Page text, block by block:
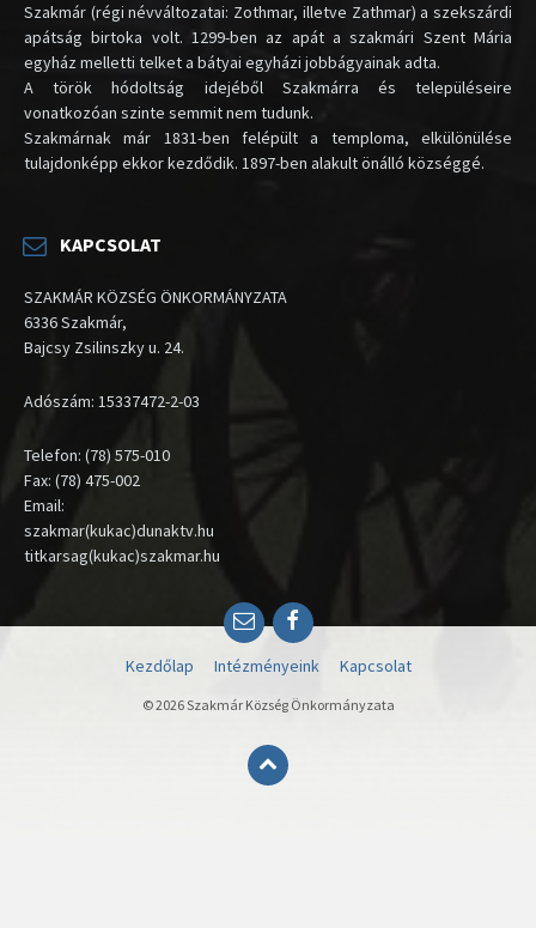
Szakmár (régi névváltozatai: Zothmar, illetve Zathmar) a szekszárdi
apátság birtoka volt. 1299-ben az apát a szakmári Szent Mária
egyház melletti telket a bátyai egyházi jobbágyainak adta.
A török hódoltság idejéből Szakmárra és településeire
vonatkozóan szinte semmit nem tudunk.
Szakmárnak már 1831-ben felépült a temploma, elkülönülése
tulajdonképp ekkor kezdődik. 1897-ben alakult önálló községgé.
KAPCSOLAT
SZAKMÁR KÖZSÉG ÖNKORMÁNYZATA
6336 Szakmár,
Bajcsy Zsilinszky u. 24.
Adószám: 15337472-2-03
Telefon: (78) 575-010
Fax: (78) 475-002
Email:
szakmar(kukac)dunaktv.hu
titkarsag(kukac)szakmar.hu
EmailFacebook
Kezdőlap Intézményeink Kapcsolat
© 2026 Szakmár Község Önkormányzata